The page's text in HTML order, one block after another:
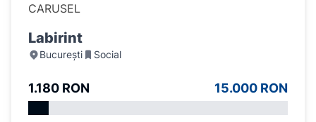
CARUSEL
Labirint
București Social
1.180 RON 15.000 RON